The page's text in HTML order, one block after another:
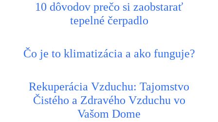
10 dôvodov prečo si zaobstarať
tepelné čerpadlo
Čo je to klimatizácia a ako funguje?
Rekuperácia Vzduchu: Tajomstvo
Čistého a Zdravého Vzduchu vo
Vašom Dome